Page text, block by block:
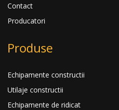
Contact
Producatori
Produse
Echipamente constructii
Utilaje constructii
Echipamente de ridicat